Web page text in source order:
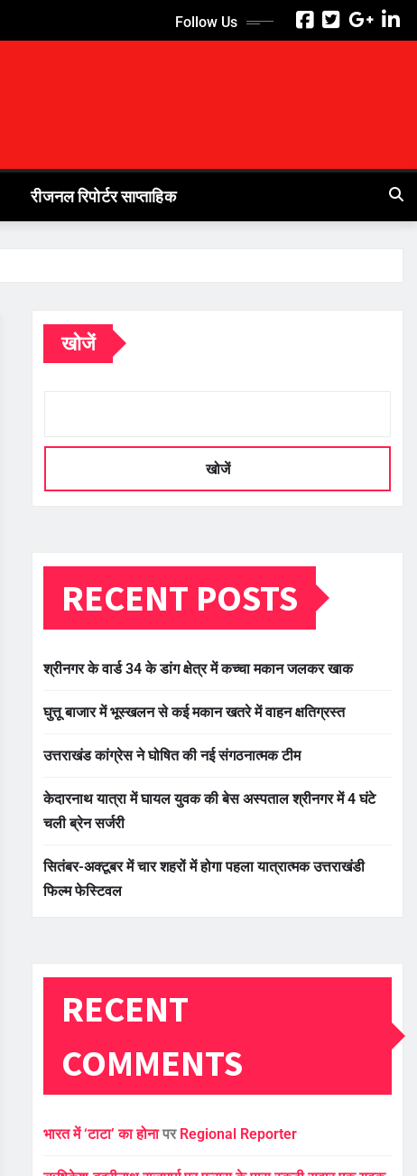
Follow Us
रीजनल रिपोर्टर साप्ताहिक
खोजें
खोजें
RECENT POSTS
श्रीनगर के वार्ड 34 के डांग क्षेत्र में कच्चा मकान जलकर खाक
घुत्तू बाजार में भूस्खलन से कई मकान खतरे में वाहन क्षतिग्रस्त
उत्तराखंड कांग्रेस ने घोषित की नई संगठनात्मक टीम
केदारनाथ यात्रा में घायल युवक की बेस अस्पताल श्रीनगर में 4 घंटे
चली ब्रेन सर्जरी
सितंबर-अक्टूबर में चार शहरों में होगा पहला यात्रात्मक उत्तराखंडी
फिल्म फेस्टिवल
RECENT
COMMENTS
भारत में ‘टाटा’ का होनापर Regional Reporter